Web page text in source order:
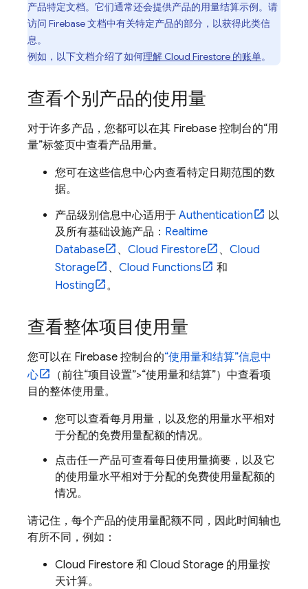
产品特定文档。它们通常还会提供产品的用量结算示例。请
访问 Firebase 文档中有关特定产品的部分，以获得此类信
息。
例如，以下文档介绍了如何理解 Cloud Firestore 的账单。
查看个别产品的使用量
对于许多产品，您都可以在其 Firebase 控制台的“用
量”标签页中查看产品用量。
您可在这些信息中心内查看特定日期范围的数
据。
产品级别信息中心适用于 Authentication
以
及所有基础设施产品： Realtime
Database
、 Cloud Firestore 、 Cloud
Storage
、 Cloud Functions
和
Hosting
。
查看整体项目使用量
您可以在 Firebase 控制台的“使用量和结算”信息中
心
（前往“项目设置”>“使用量和结算”）中查看项
目的整体使用量。
您可以查看每月用量，以及您的用量水平相对
于分配的免费用量配额的情况。
点击任一产品可查看每日使用量摘要，以及它
的使用量水平相对于分配的免费使用量配额的
情况。
请记住，每个产品的使用量配额不同，因此时间轴也
有所不同，例如：
Cloud Firestore 和 Cloud Storage 的用量按
天计算。